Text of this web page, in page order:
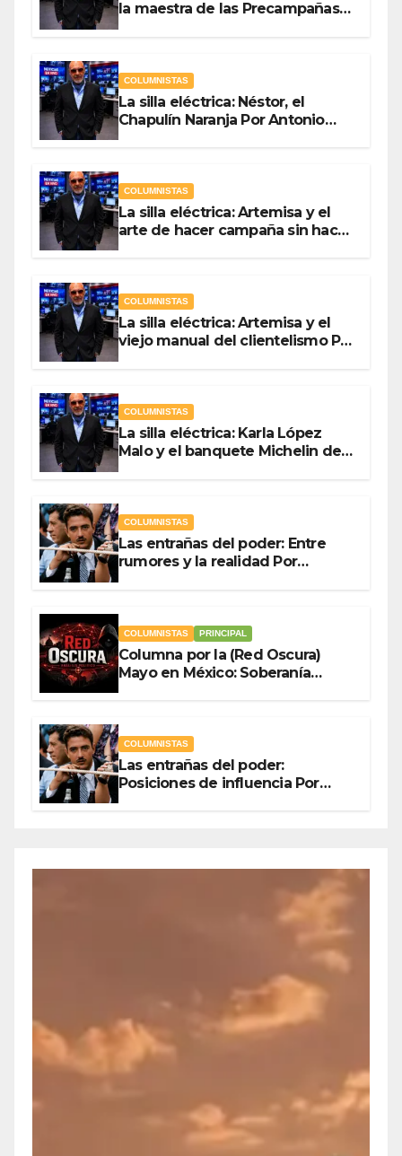
la maestra de las Precampañas
COLUMNISTAS
La silla eléctrica: Néstor, el
Chapulín Naranja Por Antonio
COLUMNISTAS
La silla eléctrica: Artemisa y el
arte de hacer campaña sin hacer
COLUMNISTAS
La silla eléctrica: Artemisa y el
viejo manual del clientelismo Por
COLUMNISTAS
La silla eléctrica: Karla López
Malo y el banquete Michelin del
COLUMNISTAS
Las entrañas del poder: Entre
rumores y la realidad Por
COLUMNISTAS PRINCIPAL
Columna por la (Red Oscura)
Mayo en México: Soberanía
COLUMNISTAS
Las entrañas del poder:
Posiciones de influencia Por